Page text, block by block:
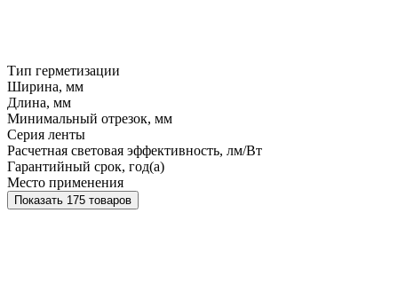
Тип герметизации
Ширина, мм
Длина, мм
Минимальный отрезок, мм
Серия ленты
Расчетная световая эффективность, лм/Вт
Гарантийный срок, год(а)
Место применения
Показать 175 товаров